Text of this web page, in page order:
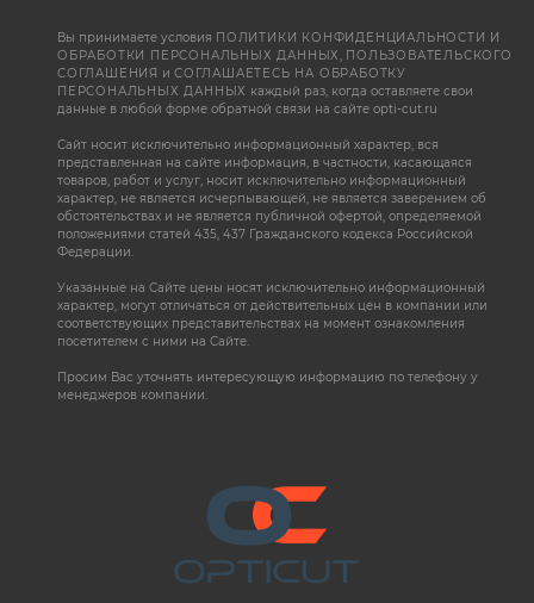
Вы принимаете условия ПОЛИТИКИ КОНФИДЕНЦИАЛЬНОСТИ И
ОБРАБОТКИ ПЕРСОНАЛЬНЫХ ДАННЫХ, ПОЛЬЗОВАТЕЛЬСКОГО
СОГЛАШЕНИЯ иСОГЛАШАЕТЕСЬ НА ОБРАБОТКУ
ПЕРСОНАЛЬНЫХ ДАННЫХ каждый раз, когда оставляете свои
данные в любой форме обратной связи на сайте opti-cut.ru
Сайт носит исключительно информационный характер, вся
представленная на сайте информация, в частности, касающаяся
товаров, работ и услуг, носит исключительно информационный
характер, не является исчерпывающей, не является заверением об
обстоятельствах и не является публичной офертой, определяемой
положениями статей 435, 437 Гражданского кодекса Российской
Федерации.
Указанные на Сайте цены носят исключительно информационный
характер, могут отличаться от действительных цен в компании или
соответствующих представительствах на момент ознакомления
посетителем с ними на Сайте.
Просим Вас уточнять интересующую информацию по телефону у
менеджеров компании.